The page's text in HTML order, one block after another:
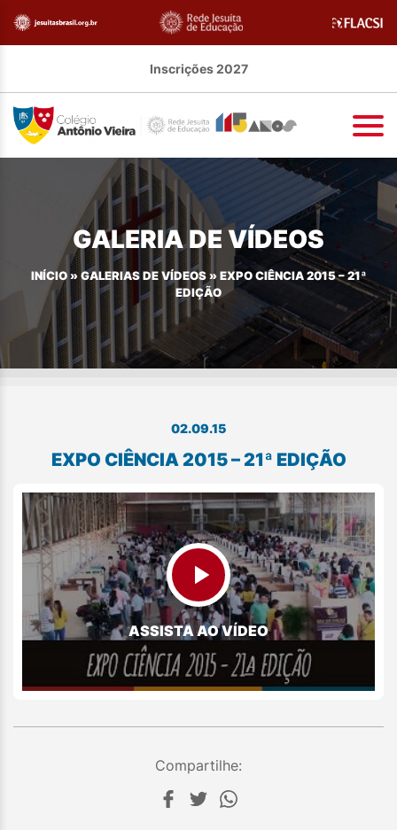
Inscrições 2027
GALERIA DE VÍDEOS
INÍCIO» GALERIAS DE VÍDEOS» EXPO CIÊNCIA 2015 – 21ª
EDIÇÃO
02.09.15
EXPO CIÊNCIA 2015 – 21ª EDIÇÃO
ASSISTA AO VÍDEO
Compartilhe: